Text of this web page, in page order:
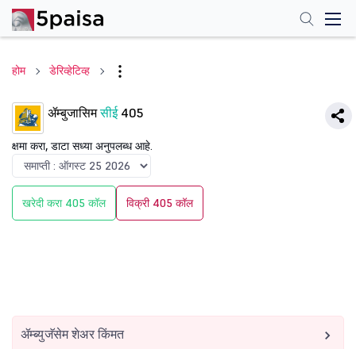
होम डेरिव्हेटिव्ह
ॲम्बुजासिमसीई405
क्षमा करा, डाटा सध्या अनुपलब्ध आहे.
खरेदी करा 405 कॉल विक्री 405 कॉल
ॲम्ब्युजॅसेम शेअर किंमत